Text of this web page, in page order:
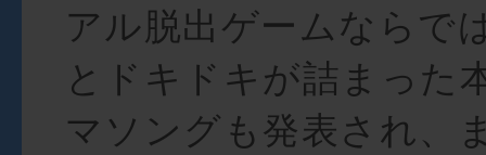
アル脱出ゲームならで
とドキドキが詰まった
マソングも発表され、